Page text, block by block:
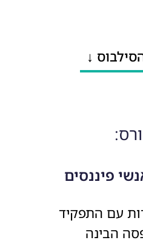
↓
עם התפקיד
הבינה